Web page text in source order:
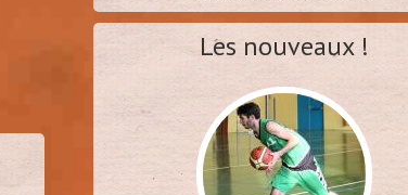
Les nouveaux !